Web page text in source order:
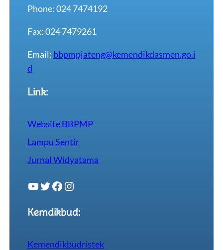
Phone: 024 7474192
Fax: 024 7479261
Email: bbpmpjateng@kemendikdasmen.go.i
d
Link:
Website BBPMP
Lampu Sentir
Jurnal Widyatama
YouTube Twitter Facebook Instagram
Kemdikbud:
Kemendikbudristek